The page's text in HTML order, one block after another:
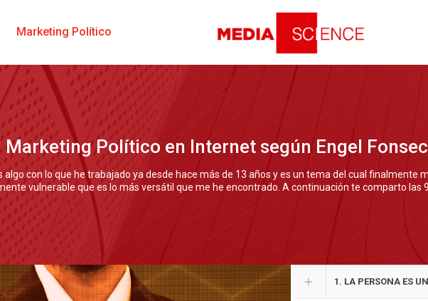
Marketing Político
Marketing Político en Internet según Engel
con lo que he trabajado ya desde hace más de 13 años y es un tema del cual finalmente
vulnerable que es lo más versátil que me he encontrado. A continuación te comparto las
1. LA PERSONA ES